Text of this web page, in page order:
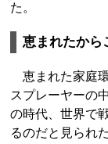
た。
恵まれたから
恵まれた家庭
スプレーヤーの
の時代、世界で
るのだと見られ